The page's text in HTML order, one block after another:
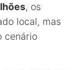
, os
local, mas
cenário